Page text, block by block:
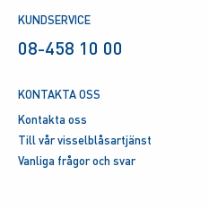
KUNDSERVICE
08-458 10 00
KONTAKTA OSS
Kontakta oss
Till vår visselblåsartjänst
Vanliga frågor och svar